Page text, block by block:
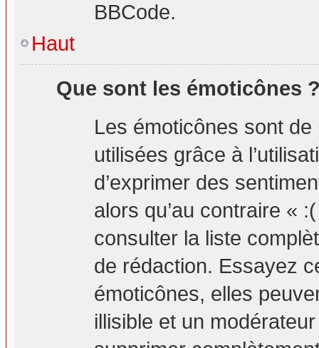
BBCode.
Haut
Que sont les émoticônes
Les émoticônes sont
utilisées grâce à
d’exprimer des
alors qu’au contraire «
consulter la liste
de rédaction. Essayez
émoticônes, elles
illisible et un